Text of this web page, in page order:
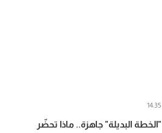
"الخطة البديلة" جاهزة.. ماذا تحضّر
14:35